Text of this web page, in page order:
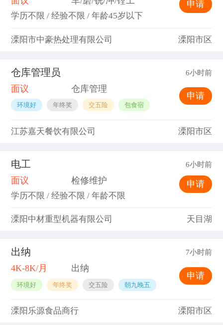
学历不限 / 经验不限 / 年龄45岁以下
申请
溧阳市中豪热处理有限公司 溧阳市区
仓库管理员 6小时前
面议 仓库管理
环境好 年终奖 交五险 包食宿
申请
江苏嘉天餐饮有限公司 溧阳市区
电工 6小时前
面议 检修维护
学历不限 / 经验不限 / 年龄不限
申请
溧阳中材重型机器有限公司 天目湖
出纳 7小时前
4K-8K/月 出纳
环境好 年终奖 交五险 朝九晚五
申请
溧阳乐源食品商行 溧阳市区